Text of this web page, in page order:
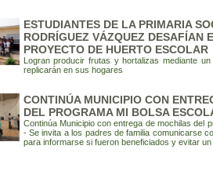
ESTUDIANTES DE LA PRIMARIA
RODRÍGUEZ VÁZQUEZ DESAFÍAN
PROYECTO DE HUERTO ESCOLAR
Logran producir frutas y hortalizas mediante
replicarán en sus hogares
CONTINÚA MUNICIPIO CON
DEL PROGRAMA MI BOLSA
Continúa Municipio con entrega de mochilas del
- Se invita a los padres de familia comunicarse
para informarse si fueron beneficiados y evitar